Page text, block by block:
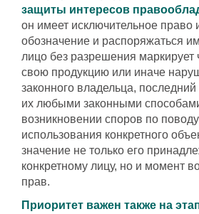
защиты интересов
он имеет исключительное право
обозначение и распоряжаться
лицо без разрешения маркирует
свою продукцию или иначе
законного владельца,
их любыми законными
возникновении споров по
использования конкретного
значение не только его
конкретному лицу, но и момент
прав.
Приоритет важен также на